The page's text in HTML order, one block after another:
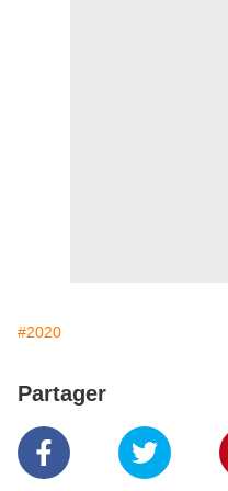
#2020
Partager